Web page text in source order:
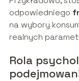
odpowiedniego
na wybory
realnych
Rola